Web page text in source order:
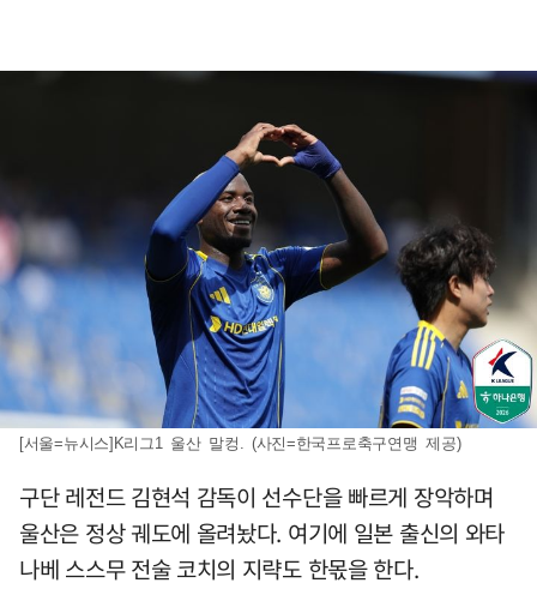
[서울=뉴시스]K리그1 울산 말컹. (사진=한국프로축구연맹 제공)
구단 레전드 김현석 감독이 선수단을 빠르게 장악하며
울산은 정상 궤도에 올려놨다. 여기에 일본 출신의 와타
나베 스스무 전술 코치의 지략도 한몫을 한다.